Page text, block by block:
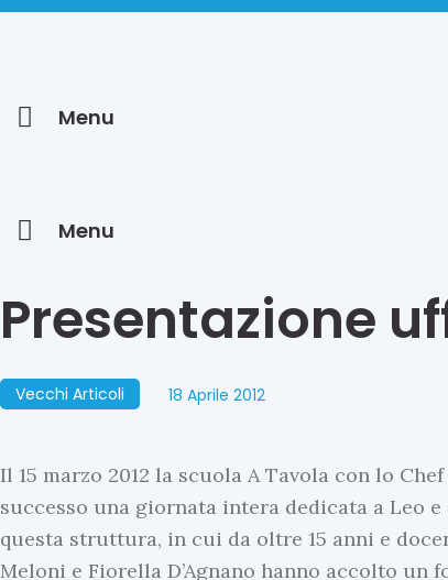
Menu
Menu
Presentazione
Vecchi Articoli 18 Aprile 2012
Il 15 marzo 2012 la scuola A Tavola con lo
successo una giornata intera dedicata a Leo
questa struttura, in cui da oltre 15 anni e
Meloni e Fiorella D’Agnano hanno accolto